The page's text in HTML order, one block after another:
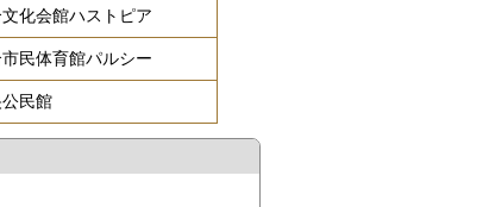
化会館ハストピア
民体育館パルシー
民館